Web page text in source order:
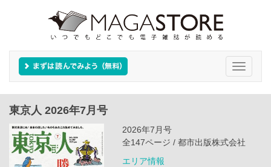
Toggle
東京人 2026年7月号
2026年7月号
全147ページ / 都市出版株式会社
エリア情報